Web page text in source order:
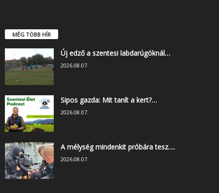
MÉG TÖBB HÍR
Új edző a szentesi labdarúgóknál…
2026.08.07.
Sipos gazda: Mit tanít a kert?…
2026.08.07.
A mélység mindenkit próbára tesz….
2026.08.07.